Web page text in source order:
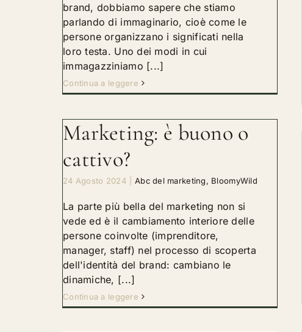
brand, dobbiamo sapere che stiamo
parlando di immaginario, cioè come le
persone organizzano i significati nella
loro testa. Uno dei modi in cui
immagazziniamo [...]
Continua a leggere
Marketing: è buono o
cattivo?
24 Agosto 2024 Abc del marketing, BloomyWild
La parte più bella del marketing non si
vede ed è il cambiamento interiore delle
persone coinvolte (imprenditore,
manager, staff) nel processo di scoperta
dell'identità del brand: cambiano le
dinamiche, [...]
Continua a leggere